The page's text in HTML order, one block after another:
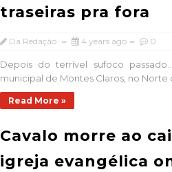
traseiras pra fora
Da Redação 4 years ago 0
Depois do terrível sufoco
municipal de Montes Claros, no Norte
Read More »
Cavalo morre ao
igreja evangélica